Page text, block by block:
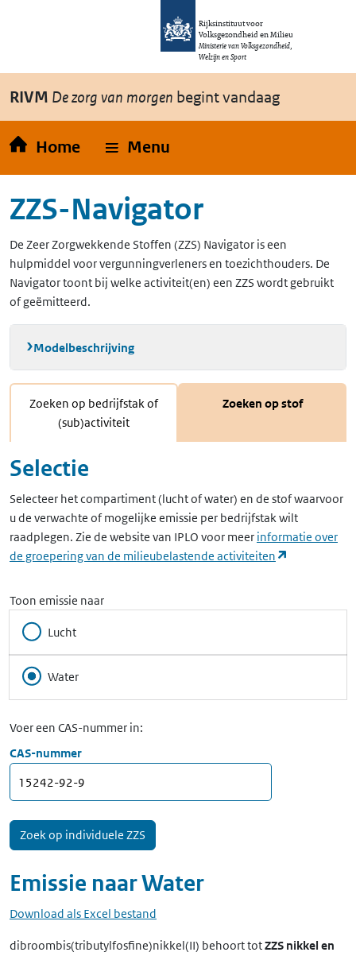
Overslaan en naar de inhoud gaan
Rijksinstituut voor
Volksgezondheid en Milieu
Ministerie van Volksgezondheid,
Welzijn en Sport
RIVM De zorg van morgen begint vandaag
Home Menu
ZZS-Navigator
De Zeer Zorgwekkende Stoffen (ZZS) Navigator is een
hulpmiddel voor vergunningverleners en toezichthouders. De
Navigator toont bij welke activiteit(en) een ZZS wordt gebruikt
of geëmitteerd.
Modelbeschrijving
Zoeken op bedrijfstak of
(sub)activiteit
Zoeken op stof
Selectie
Selecteer het compartiment (lucht of water) en de stof waarvoor
u de verwachte of mogelijke emissie per bedrijfstak wilt
raadplegen. Zie de website van IPLO voor meer informatie over
de groepering van de milieubelastende activiteiten
Toon emissie naar
Lucht
Water
Voer een CAS-nummer in:
CAS-nummer
Emissie naarWater
Download als Excel bestand
dibroombis(tributylfosfine)nikkel(II) behoort totZZS nikkel en